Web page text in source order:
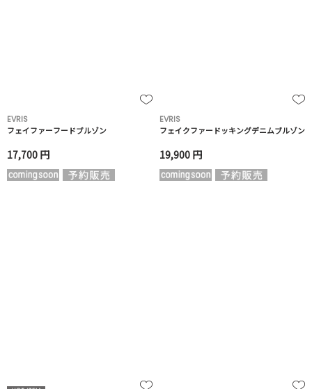
EVRIS
フェイファーフードブルゾン
17,700 円
EVRIS
フェイクファードッキングデニムブルゾン
19,900 円